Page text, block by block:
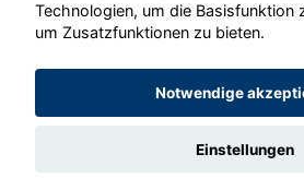
© konjunkturmotor.de
Technologien, um die Basisfunktion
um Zusatzfunktionen zu bieten.
Notwendige
Einstellungen